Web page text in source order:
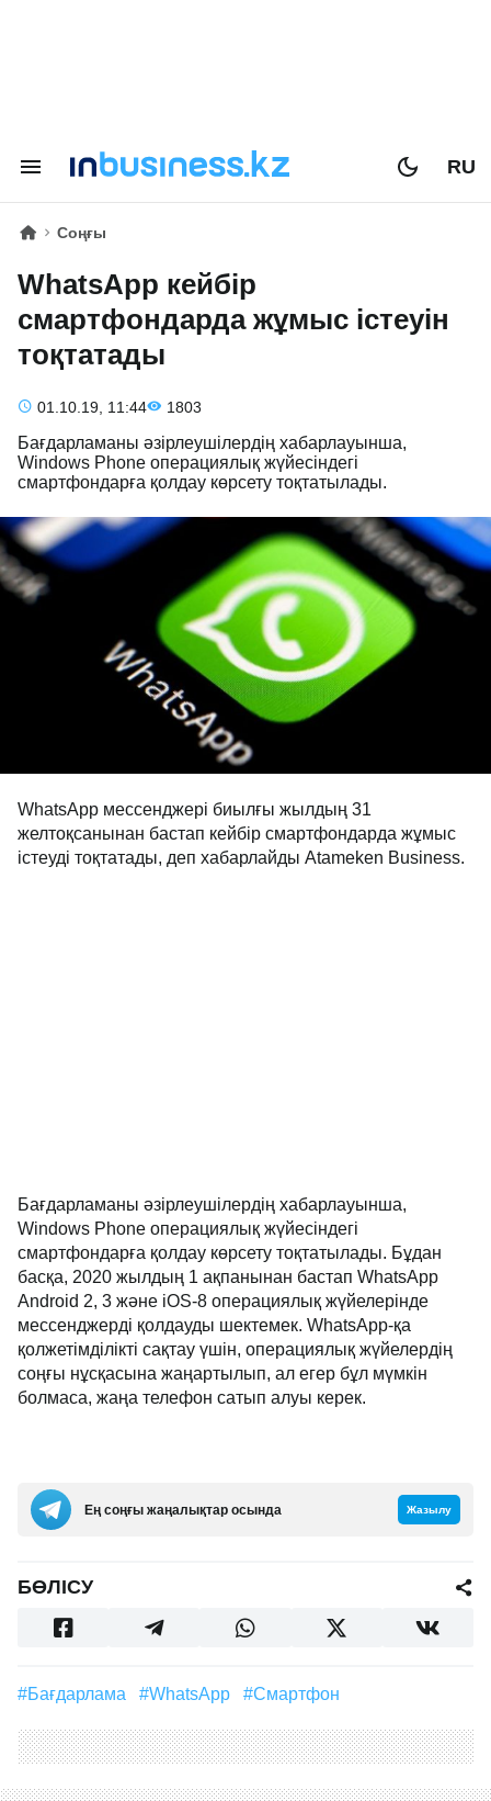
RU
Соңғы
WhatsApp кейбір
смартфондарда жұмыс істеуін
тоқтатады
01.10.19, 11:44 1803
Бағдарламаны әзірлеушілердің хабарлауынша,
Windows Phone операциялық жүйесіндегі
смартфондарға қолдау көрсету тоқтатылады.
WhatsApp мессенджері биылғы жылдың 31
желтоқсанынан бастап кейбір смартфондарда жұмыс
істеуді тоқтатады, деп хабарлайды Atameken Business.
Бағдарламаны әзірлеушілердің хабарлауынша,
Windows Phone операциялық жүйесіндегі
смартфондарға қолдау көрсету тоқтатылады. Бұдан
басқа, 2020 жылдың 1 ақпанынан бастап WhatsApp
Android 2, 3 және iOS-8 операциялық жүйелерінде
мессенджерді қолдауды шектемек. WhatsApp-қа
қолжетімділікті сақтау үшін, операциялық жүйелердің
соңғы нұсқасына жаңартылып, ал егер бұл мүмкін
болмаса, жаңа телефон сатып алуы керек.
Ең соңғы жаңалықтар осында Жазылу
БӨЛІСУ
#бағдарлама #WhatsApp #Смартфон